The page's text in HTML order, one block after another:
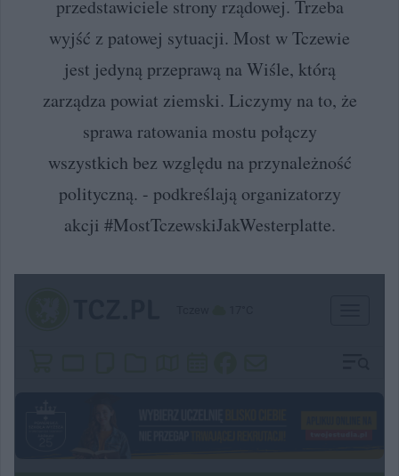
przedstawiciele strony rządowej. Trzeba
wyjść z patowej sytuacji. Most w Tczewie
jest jedyną przeprawą na Wiśle, którą
zarządza powiat ziemski. Liczymy na to, że
sprawa ratowania mostu połączy
wszystkich bez względu na przynależność
polityczną. - podkreślają organizatorzy
akcji #MostTczewskiJakWesterplatte.